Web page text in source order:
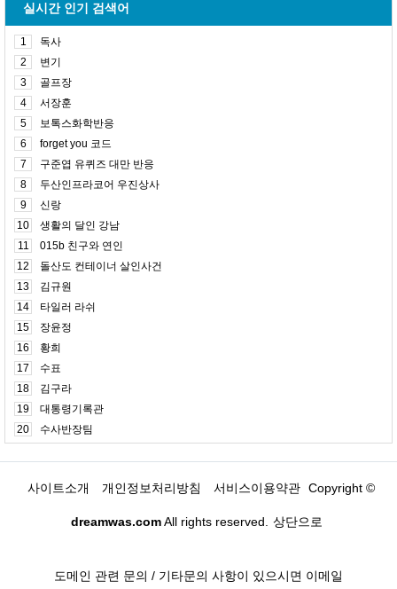
실시간 인기 검색어
1
독사
2
변기
3
골프장
4
서장훈
5
보톡스화학반응
6
forget you 코드
7
구준엽 유퀴즈 대만 반응
8
두산인프라코어 우진상사
9
신랑
10
생활의 달인 강남
11
015b 친구와 연인
12
돌산도 컨테이너 살인사건
13
김규원
14
타일러 라쉬
15
장윤정
16
황희
17
수표
18
김구라
19
대통령기록관
20
수사반장팀
사이트소개 개인정보처리방침 서비스이용약관 Copyright ©
dreamwas.comAll rights reserved. 상단으로
도메인 관련 문의 / 기타문의 사항이 있으시면 이메일